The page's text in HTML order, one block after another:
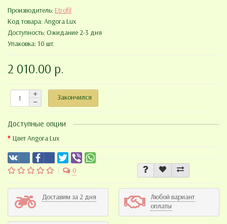
Производитель: Etrofil
Код товара:Angora Lux
Доступность: Ожидание 2-3 дня
Упаковка: 10 шт.
2 010.00 р.
Закончился
Доступные опции
Цвет Angora Lux
0
Доставим за 2 дня
Любой вариант
оплаты